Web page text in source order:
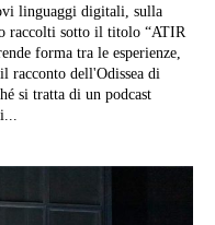
linguaggi digitali, sulla
raccolti sotto il titolo “ATIR
forma tra le esperienze,
racconto dell'Odissea di
si tratta di un podcast